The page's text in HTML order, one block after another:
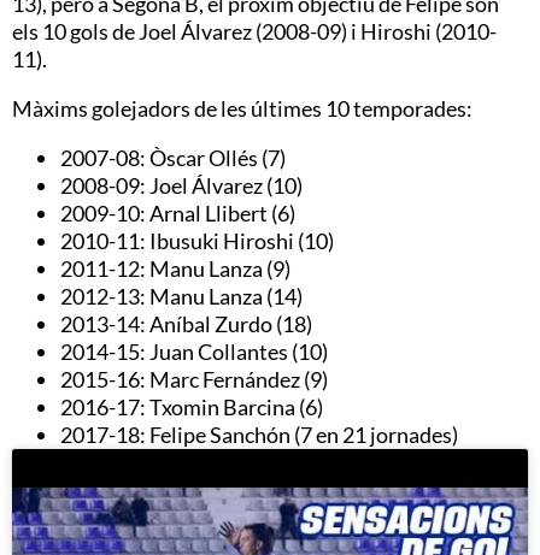
els 10 gols de Joel Álvarez (2008-09) i Hiroshi (2010-
11).
Màxims golejadors de les últimes 10 temporades:
2007-08: Òscar Ollés (7)
2008-09: Joel Álvarez (10)
2009-10: Arnal Llibert (6)
2010-11: Ibusuki Hiroshi (10)
2011-12: Manu Lanza (9)
2012-13: Manu Lanza (14)
2013-14: Aníbal Zurdo (18)
2014-15: Juan Collantes (10)
2015-16: Marc Fernández (9)
2016-17: Txomin Barcina (6)
2017-18: Felipe Sanchón (7 en 21 jornades)